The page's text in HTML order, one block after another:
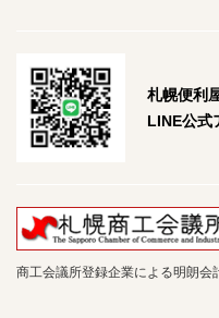
札幌便利
LINE公式
商工会議所登録企業による明朗会